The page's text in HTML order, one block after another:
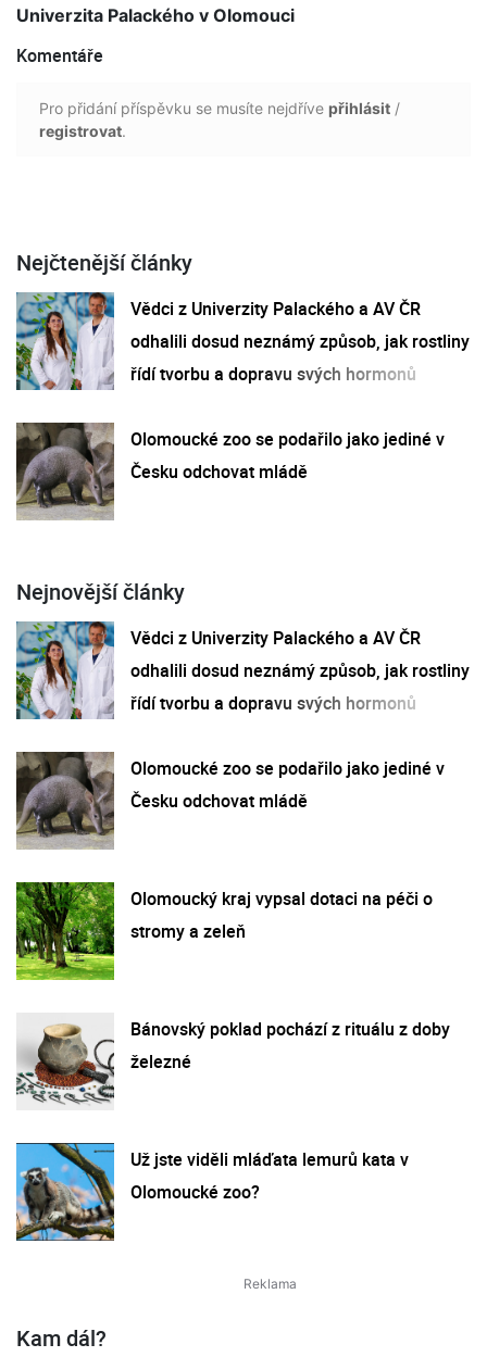
Univerzita Palackého v Olomouci
Komentáře
Pro přidání příspěvku se musíte nejdříve přihlásit /
registrovat.
Nejčtenější články
Vědci z Univerzity Palackého a AV ČR
odhalili dosud neznámý způsob, jak rostliny
řídí tvorbu a dopravu svých hormonů
Olomoucké zoo se podařilo jako jediné v
Česku odchovat mládě
Nejnovější články
Vědci z Univerzity Palackého a AV ČR
odhalili dosud neznámý způsob, jak rostliny
řídí tvorbu a dopravu svých hormonů
Olomoucké zoo se podařilo jako jediné v
Česku odchovat mládě
Olomoucký kraj vypsal dotaci na péči o
stromy a zeleň
Bánovský poklad pochází z rituálu z doby
železné
Už jste viděli mláďata lemurů kata v
Olomoucké zoo?
Kam dál?